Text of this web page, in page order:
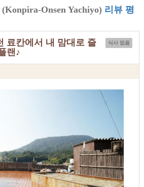
Onsen Yachiyo) 리뷰 평
식사 없음
료칸에서 내 맘대로 즐
랜♪